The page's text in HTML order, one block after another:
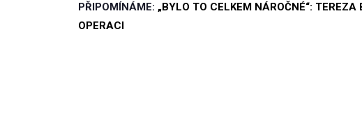
PŘIPOMÍNÁME: „BYLO TO CELKEM NÁROČNÉ“:
OPERACI